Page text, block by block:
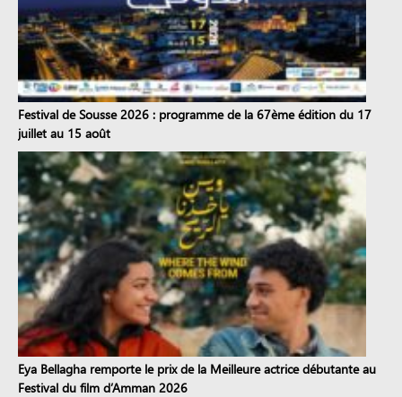
Festival de Sousse 2026 : programme de la 67ème édition du 17
juillet au 15 août
Eya Bellagha remporte le prix de la Meilleure actrice débutante au
Festival du film d’Amman 2026